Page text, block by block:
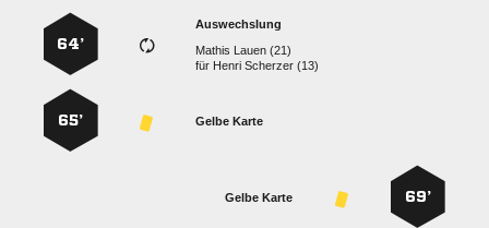
Auswechslung
  
für   
64’
Gelbe Karte
65’
69’
Gelbe Karte